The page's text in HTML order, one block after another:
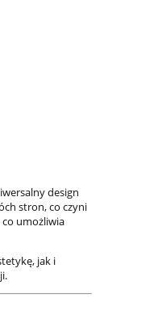
design
stron, co czyni
umożliwia
jak i